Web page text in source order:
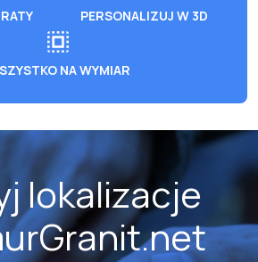
PERSONALIZUJ W 3D
NA WYMIAR
lokalizacje